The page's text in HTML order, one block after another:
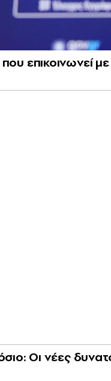
επικοινωνεί
Οι νέες